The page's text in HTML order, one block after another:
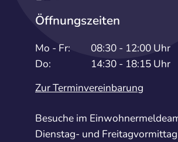
Öffnungszeiten
Mo - Fr:
08:30 - 12:00 Uhr
Do:
14:30 - 18:15 Uhr
Zur Terminvereinbarung
Besuche im
Dienstag- und